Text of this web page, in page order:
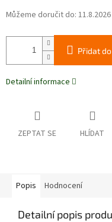
Můžeme doručit do: 11.8.2026
Přidat
Detailní informace
ZEPTAT SE HLÍDAT
Popis Hodnocení
Detailní popis